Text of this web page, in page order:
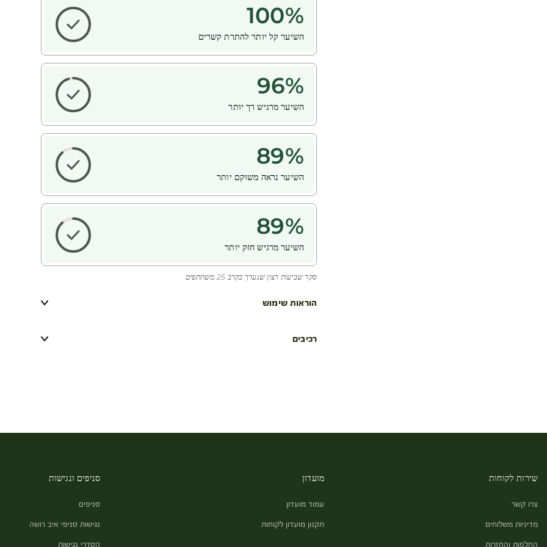
100%
השיער קל יותר להתרת קשרים
96%
השיער מרגיש רך יותר
89%
השיער נראה משוקם יותר
89%
השיער מרגיש חזק יותר
סקר שביעות רצון שנערך בקרב 25 משתתפים
הוראות שימוש
רכיבים
שירות לקוחות
צרו קשר
מדיניות משלוחים
החלפות והחזרות
מועדון
עמוד מועדון
תקנון מועדון לקוחות
סניפים ונגישות
סניפים
נגישות סניפי איב רושה
הסדרי נגישות